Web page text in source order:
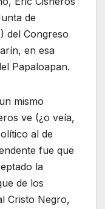
de
del Congreso
en esa
Papaloapan.
mismo
ve (¿o veía,
al de
fue que
la
de los
Cristo Negro,